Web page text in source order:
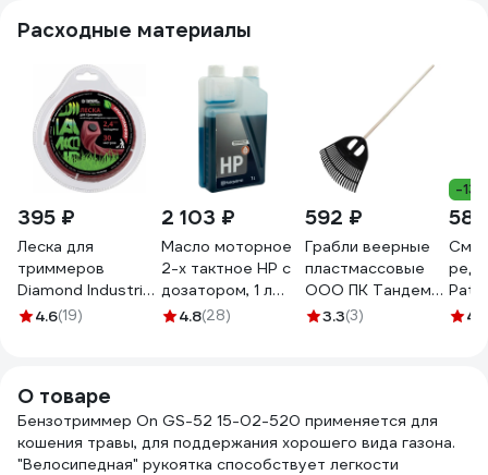
Расходные материалы
395 ₽
Леска для
триммеров
Diamond Industrial
2.4 мм 30 м
сердечником
DIDTRIM2430KV
4.6(19)
2 103 ₽
Масло моторное
2-х тактное HP с
дозатором, 1 л
Husqvarna
4.8(28)
592 ₽
Грабли веерные
пластмассовые
ООО ПК Тандем-
АГРО 23 зуба,
черенком Ф25мм
1200мм, 1 сорт
4670016437884
3.3(3)
-13%
AR-4.8
О товаре
Бензотриммер On GS-52 15-02-520 применяется для
кошения травы, для поддержания хорошего вида газона.
"Велосипедная" рукоятка способствует легкости